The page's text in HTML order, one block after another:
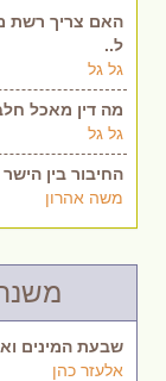
האם צריך רשת
ל..
גל גל
מה דין מאכל
גל גל
החיבור בין
משה אהרון
שבעת המינים
אלעזר כהן